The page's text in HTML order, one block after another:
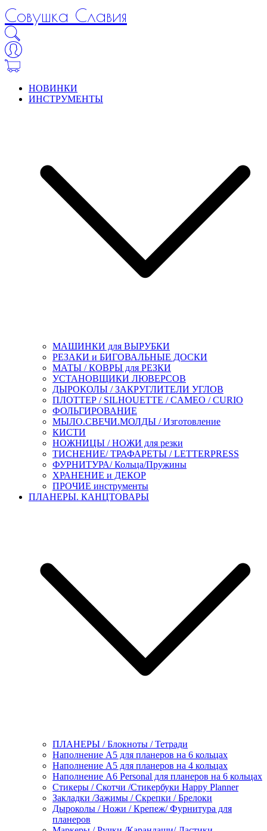
Совушка Славия
НОВИНКИ
ИНСТРУМЕНТЫ
МАШИНКИ для ВЫРУБКИ
РЕЗАКИ и БИГОВАЛЬНЫЕ ДОСКИ
МАТЫ / КОВРЫ для РЕЗКИ
УСТАНОВЩИКИ ЛЮВЕРСОВ
ДЫРОКОЛЫ / ЗАКРУГЛИТЕЛИ УГЛОВ
ПЛОТТЕР / SILHOUETTE / CAMEO / CURIO
ФОЛЬГИРОВАНИЕ
МЫЛО.СВЕЧИ.МОЛДЫ / Изготовление
КИСТИ
НОЖНИЦЫ / НОЖИ для резки
ТИСНЕНИЕ/ ТРАФАРЕТЫ / LETTERPRESS
ФУРНИТУРА/ Кольца/Пружины
ХРАНЕНИЕ и ДЕКОР
ПРОЧИЕ инструменты
ПЛАНЕРЫ. КАНЦТОВАРЫ
ПЛАНЕРЫ / Блокноты / Тетради
Наполнение А5 для планеров на 6 кольцах
Наполнение А5 для планеров на 4 кольцах
Наполнение А6 Personal для планеров на 6 кольцах
Стикеры / Скотчи /Стикербуки Happy Planner
Закладки /Зажимы / Скрепки / Брелоки
Дыроколы / Ножи / Крепеж/ Фурнитура для
планеров